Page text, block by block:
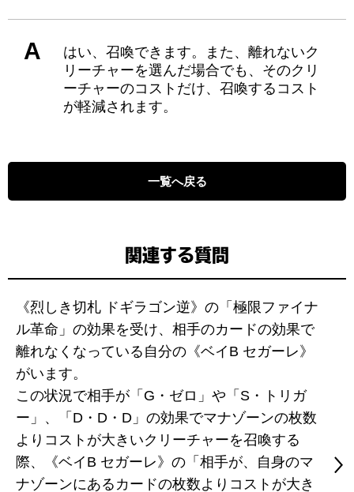
A
はい、召喚できます。また、離れないク
リーチャーを選んだ場合でも、そのクリ
ーチャーのコストだけ、召喚するコスト
が軽減されます。
一覧へ戻る
関連する質問
《烈しき切札 ドギラゴン逆》の「極限ファイナ
ル革命」の効果を受け、相手のカードの効果で
離れなくなっている自分の《ベイB セガーレ》
がいます。
この状況で相手が「G・ゼロ」や「S・トリガ
ー」、「D・D・D」の効果でマナゾーンの枚数
よりコストが大きいクリーチャーを召喚する
際、《ベイB セガーレ》の「相手が、自身のマ
ナゾーンにあるカードの枚数よりコストが大き